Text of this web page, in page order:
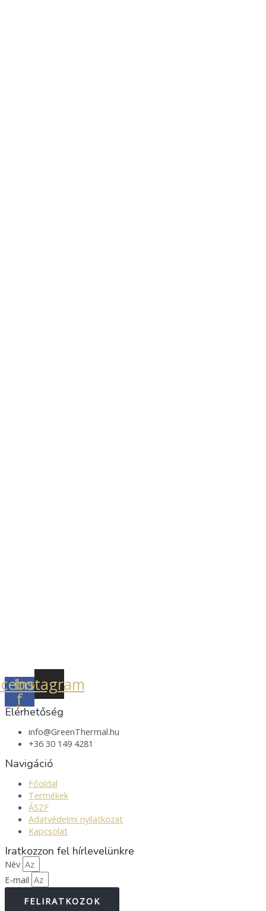
f
Instagram
Elérhetőség
info@GreenThermal.hu
+36 30 149 4281
Navigáció
Főoldal
Termékek
ÁSZF
Adatvédelmi nyilatkozat
Kapcsolat
Iratkozzon fel hírlevelünkre
Név
E-mail
FELIRATKOZOK